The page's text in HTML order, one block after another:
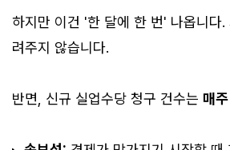
하지만 이건 '한 달에 한 번' 나옵니다
려주지 않습니다.
반면, 신규 실업수당 청구 건수는 매주